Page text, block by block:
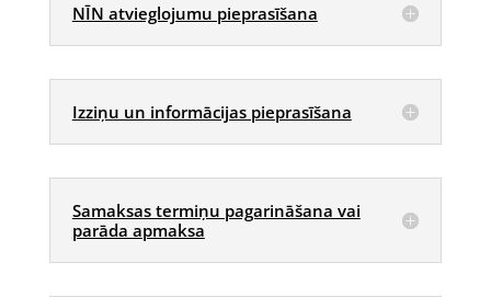
NĪN atvieglojumu pieprasīšana
Izziņu un informācijas pieprasīšana
Samaksas termiņu pagarināšana vai
parāda apmaksa